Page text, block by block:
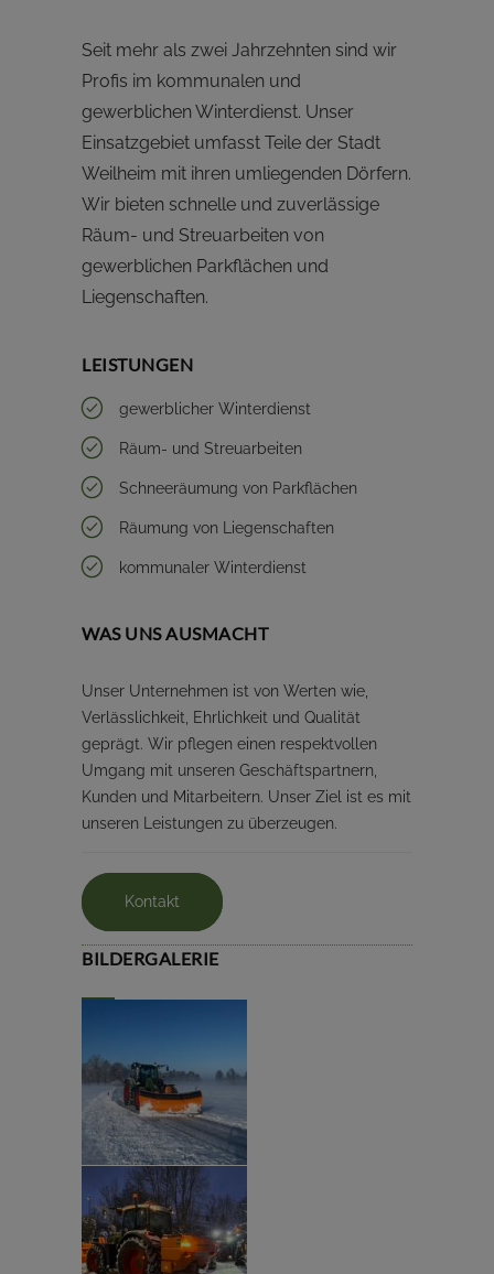
Seit mehr als zwei Jahrzehnten sind wir
Profis im kommunalen und
gewerblichen Winterdienst. Unser
Einsatzgebiet umfasst Teile der Stadt
Weilheim mit ihren umliegenden Dörfern.
Wir bieten schnelle und zuverlässige
Räum- und Streuarbeiten von
gewerblichen Parkflächen und
Liegenschaften.
LEISTUNGEN
gewerblicher Winterdienst
Räum- und Streuarbeiten
Schneeräumung von Parkflächen
Räumung von Liegenschaften
kommunaler Winterdienst
WAS UNS AUSMACHT
Unser Unternehmen ist von Werten wie,
Verlässlichkeit, Ehrlichkeit und Qualität
geprägt. Wir pflegen einen respektvollen
Umgang mit unseren Geschäftspartnern,
Kunden und Mitarbeitern. Unser Ziel ist es mit
unseren Leistungen zu überzeugen.
Kontakt
BILDERGALERIE